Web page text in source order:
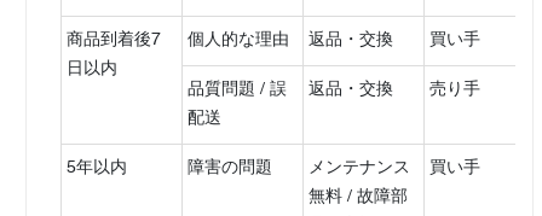
商品到着後7
日以内
個人的な理由 返品・交換 買い手
品質問題 / 誤
配送
返品・交換 売り手
5年以内 障害の問題
メンテナンス
無料 / 故障部
買い手